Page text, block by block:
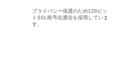
プライバシー保護のため128ビッ
トSSL暗号化通信を採用していま
す。